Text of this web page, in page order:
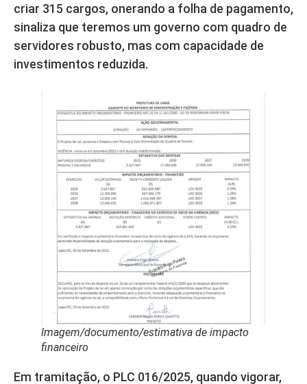
criar 315 cargos, onerando a folha de pagamento,
sinaliza que teremos um governo com quadro de
servidores robusto, mas com capacidade de
investimentos reduzida.
Imagem/documento/estimativa de impacto
financeiro
Em tramitação, o PLC 016/2025, quando vigorar,